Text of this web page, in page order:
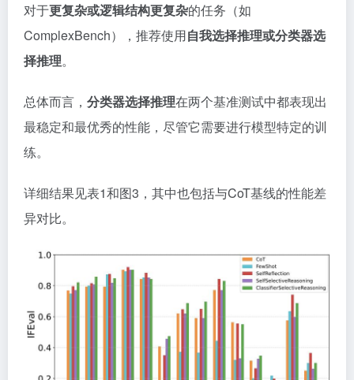
对于更复杂或逻辑结构更复杂的任务（如
ComplexBench），推荐使用自我选择推理或分类器选
择推理。
总体而言， 分类器选择推理在两个基准测试中都表现出
最稳定和最优秀的性能，尽管它需要进行模型特定的训
练。
详细结果见表1和图3，其中也包括与CoT基线的性能差
异对比。